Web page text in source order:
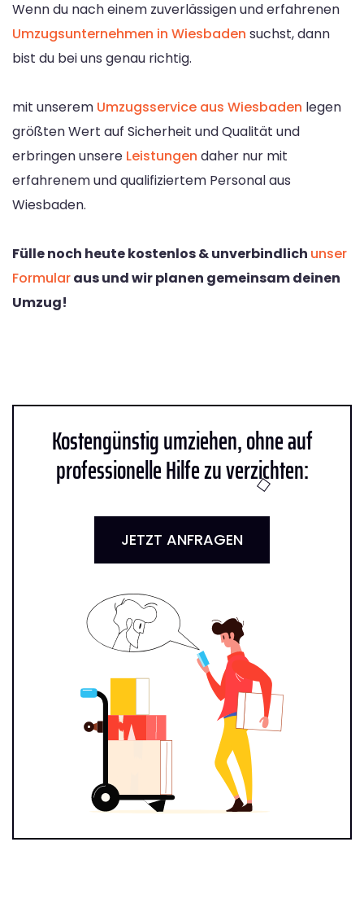
Wenn du nach einem zuverlässigen und erfahrenen
Umzugsunternehmen in Wiesbaden suchst, dann
bist du bei uns genau richtig.
mit unserem Umzugsservice aus Wiesbaden legen
größten Wert auf Sicherheit und Qualität und
erbringen unsere Leistungen daher nur mit
erfahrenem und qualifiziertem Personal aus
Wiesbaden.
Fülle noch heute kostenlos & unverbindlich unser
Formularaus und wir planen gemeinsam deinen
Umzug!
Kostengünstig umziehen, ohne auf
professionelle Hilfe zu verzichten:
JETZT ANFRAGEN